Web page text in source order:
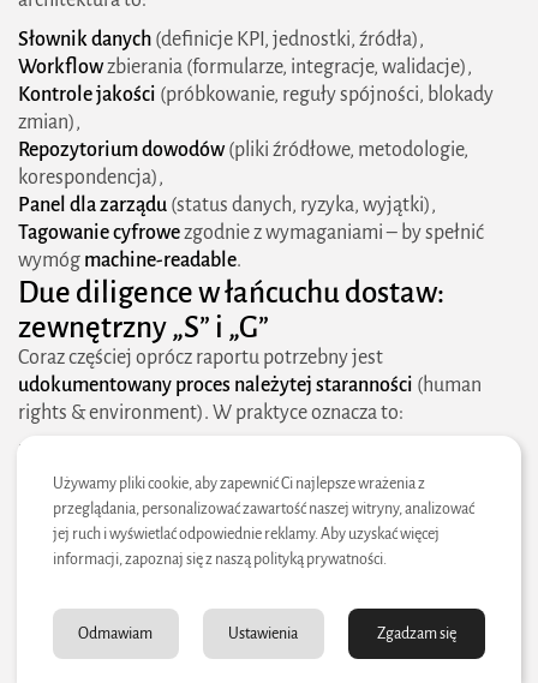
Słownik danych (definicje KPI, jednostki, źródła),
Workflowzbierania (formularze, integracje, walidacje),
Kontrole jakości (próbkowanie, reguły spójności, blokady
zmian),
Repozytorium dowodów (pliki źródłowe, metodologie,
korespondencja),
Panel dla zarządu (status danych, ryzyka, wyjątki),
Tagowanie cyfrowezgodnie z wymaganiami – by spełnić
wymóg machine-readable.
Due diligence w łańcuchu dostaw:
zewnętrzny „S” i „G”
Coraz częściej oprócz raportu potrzebny jest
udokumentowany proces należytej staranności (human
rights & environment). W praktyce oznacza to:
Oceny/ankiety ryzyka(branża, kraj, skala),
Audyty lub weryfikacje(zdalne/na miejscu) iplany
naprawcze,
Mechanizmskargowydostępny dla pracowników dostawcy,
poprawy.
– niepoliczalny.
Używamy pliki cookie, aby zapewnić Ci najlepsze wrażenia z
przeglądania, personalizować zawartość naszej witryny, analizować
jej ruch i wyświetlać odpowiednie reklamy. Aby uzyskać więcej
informacji, zapoznaj się z naszą polityką prywatności.
Zgadzam się
Ustawienia
Odmawiam